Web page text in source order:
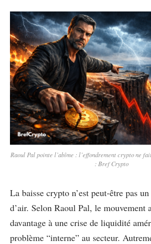
Raoul Pal pointe l’abîme : l’effondrement crypto ne
: Bref Crypto
La baisse crypto n’est peut-être pas
d’air. Selon Raoul Pal, le mouvement
davantage à une crise de liquidité
problème “interne” au secteur.